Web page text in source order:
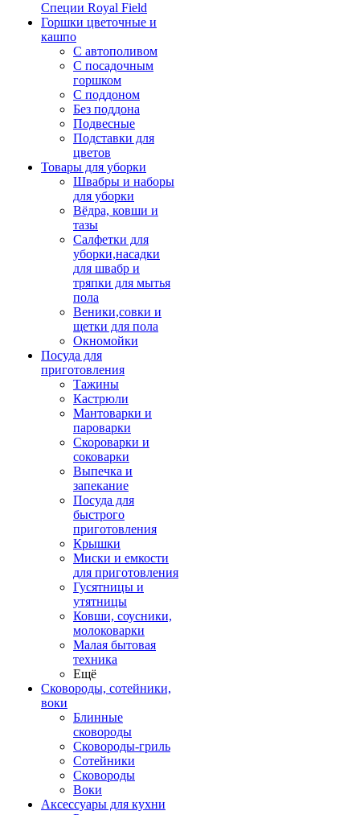
Специи Royal Field
Горшки цветочные и
кашпо
С автополивом
С посадочным
горшком
С поддоном
Без поддона
Подвесные
Подставки для
цветов
Товары для уборки
Швабры и наборы
для уборки
Вёдра, ковши и
тазы
Салфетки для
уборки,насадки
для швабр и
тряпки для мытья
пола
Веники,совки и
щетки для пола
Окномойки
Посуда для
приготовления
Тажины
Кастрюли
Мантоварки и
пароварки
Скороварки и
соковарки
Выпечка и
запекание
Посуда для
быстрого
приготовления
Крышки
Миски и емкости
для приготовления
Гусятницы и
утятницы
Ковши, соусники,
молоковарки
Малая бытовая
техника
Ещё
Сковороды, сотейники,
воки
Блинные
сковороды
Сковороды-гриль
Сотейники
Сковороды
Воки
Аксессуары для кухни